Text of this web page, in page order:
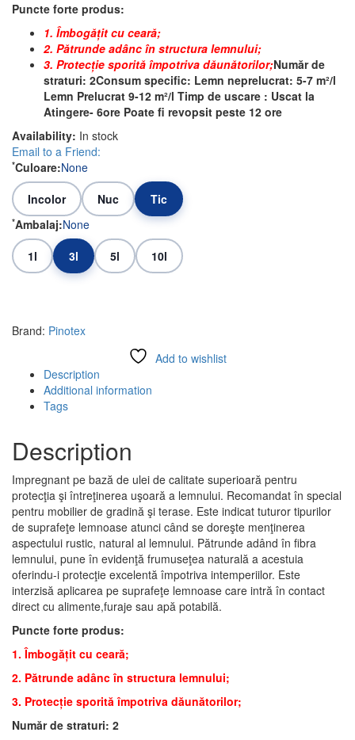
Puncte forte produs:
1. Îmbogățit cu ceară;
2. Pătrunde adânc în structura lemnului;
3. Protecție sporită împotriva dăunătorilor;Număr de
straturi: 2Consum specific: Lemn neprelucrat: 5-7 m²/l
Lemn Prelucrat 9-12 m²/l Timp de uscare : Uscat la
Atingere- 6ore Poate fi revopsit peste 12 ore
Availability: In stock
Email to a Friend:
*Culoare:None
Incolor
Nuc Tic
*Ambalaj:None
1l
3l 5l 10l
Brand: Pinotex
Add to wishlist
Description
Additional information
Tags
Description
Impregnant pe bază de ulei de calitate superioară pentru
protecţia şi întreţinerea uşoară a lemnului. Recomandat în special
pentru mobilier de gradină şi terase. Este indicat tuturor tipurilor
de suprafeţe lemnoase atunci când se doreşte menţinerea
aspectului rustic, natural al lemnului. Pătrunde adând în fibra
lemnului, pune în evidenţă frumuseţea naturală a acestuia
oferindu-i protecţie excelentă împotriva intemperiilor. Este
interzisă aplicarea pe suprafeţe lemnoase care intră în contact
direct cu alimente,furaje sau apă potabilă.
Puncte forte produs:
1. Îmbogățit cu ceară;
2. Pătrunde adânc în structura lemnului;
3. Protecție sporită împotriva dăunătorilor;
Număr de straturi: 2